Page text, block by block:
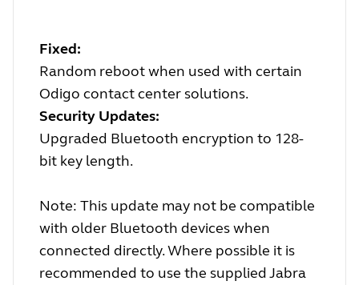
Fixed:
Random reboot when used with certain
Odigo contact center solutions.
Security Updates:
Upgraded Bluetooth encryption to 128-
bit key length.
Note: This update may not be compatible
with older Bluetooth devices when
connected directly. Where possible it is
recommended to use the supplied Jabra